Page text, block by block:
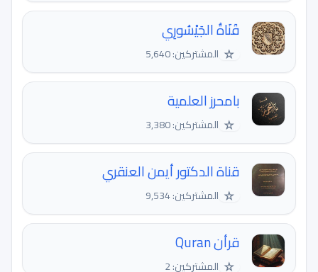
قَنَاةُ الجَيْسُورِي
☆ المشتركين: 5,640
بامحرز العلمية
☆ المشتركين: 3,380
قناة الدكتور أيمن العنقري
☆ المشتركين: 9,534
قرأن Quran
☆ المشتركين: 2